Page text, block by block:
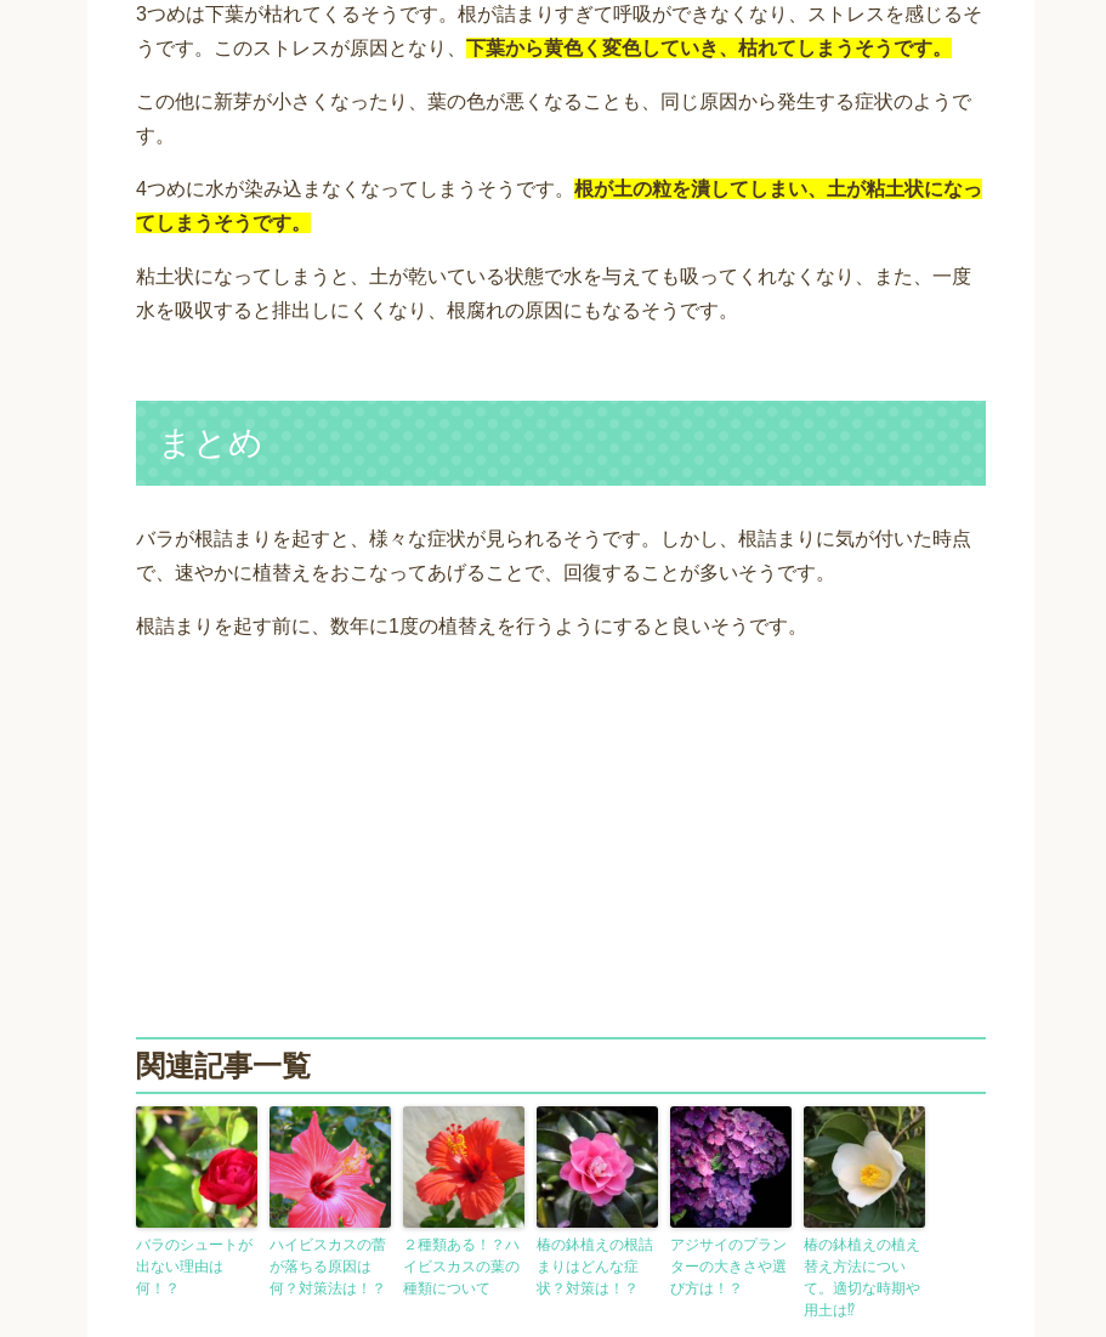
3つめは下葉が枯れてくるそうです。根が詰まりすぎて呼吸ができなくなり、ストレスを感じるそ
うです。このストレスが原因となり、 下葉から黄色く変色していき、枯れてしまうそうです。
この他に新芽が小さくなったり、葉の色が悪くなることも、同じ原因から発生する症状のようで
す。
4つめに水が染み込まなくなってしまうそうです。 根が土の粒を潰してしまい、土が粘土状になっ
てしまうそうです。
粘土状になってしまうと、土が乾いている状態で水を与えても吸ってくれなくなり、また、一度
水を吸収すると排出しにくくなり、根腐れの原因にもなるそうです。
まとめ
バラが根詰まりを起すと、様々な症状が見られるそうです。しかし、根詰まりに気が付いた時点
で、速やかに植替えをおこなってあげることで、回復することが多いそうです。
根詰まりを起す前に、数年に1度の植替えを行うようにすると良いそうです。
関連記事一覧
バラのシュートが
出ない理由は
何！？
ハイビスカスの蕾
が落ちる原因は
何？対策法は！？
２種類ある！？ハ
イビスカスの葉の
種類について
椿の鉢植えの根詰
まりはどんな症
状？対策は！？
アジサイのプラン
ターの大きさや選
び方は！？
椿の鉢植えの植え
替え方法につい
て。適切な時期や
用土は⁉︎